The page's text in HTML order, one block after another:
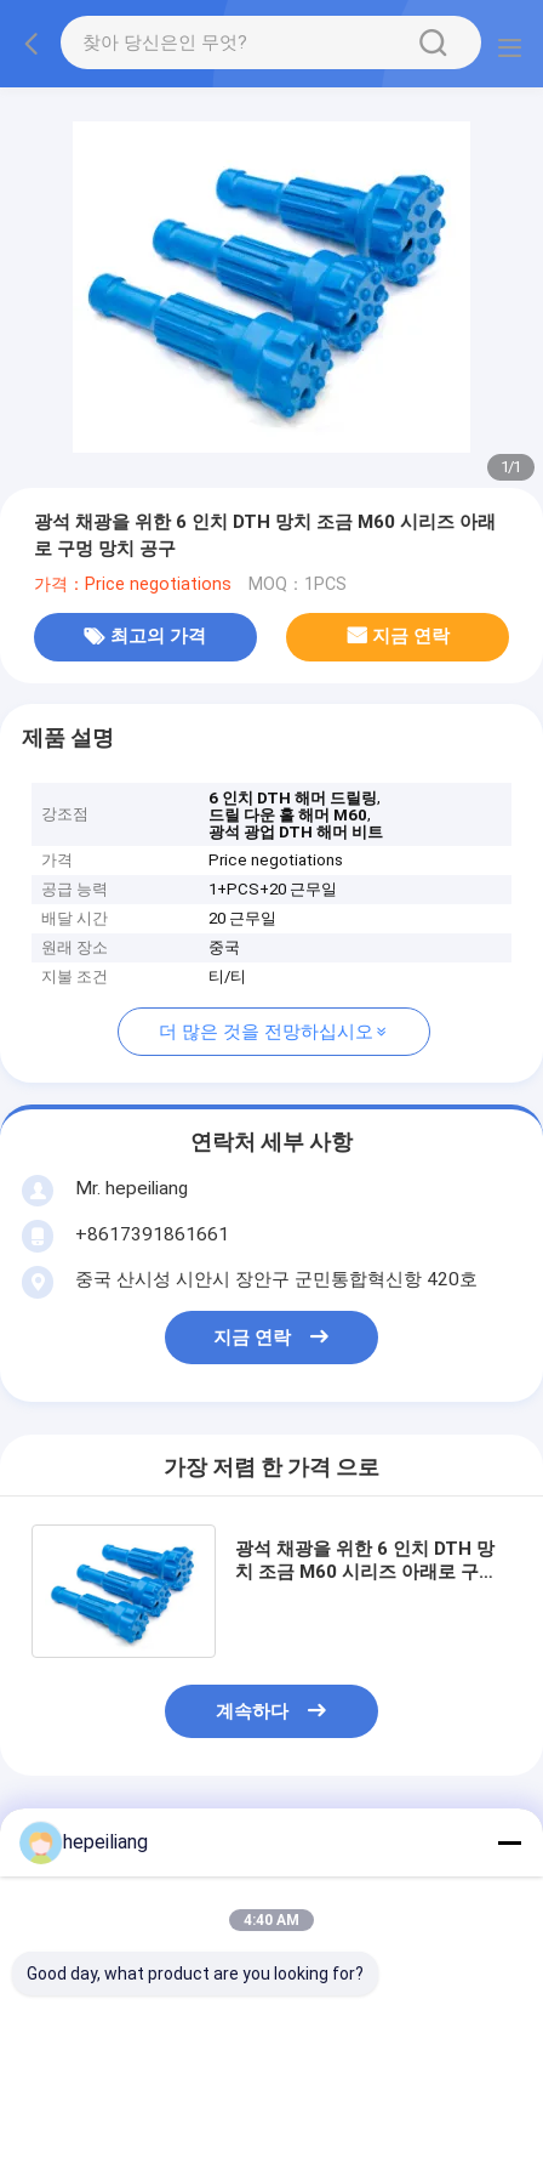
1/1
광석 채광을 위한 6 인치 DTH 망치 조금 M60 시리즈 아래
로 구멍 망치 공구
가격：Price negotiations MOQ：1PCS
최고의 가격 지금 연락
제품 설명
강조점
6 인치 DTH 해머 드릴링,
드릴 다운 홀 해머 M60,
광석 광업 DTH 해머 비트
가격
Price negotiations
공급 능력
1+PCS+20 근무일
배달 시간
20 근무일
원래 장소
중국
지불 조건
티/티
더 많은 것을 전망하십시오
연락처 세부 사항
Mr. hepeiliang
+8617391861661
중국 산시성 시안시 장안구 군민통합혁신항 420호
지금 연락
가장 저렴 한 가격 으로
광석 채광을 위한 6 인치 DTH 망
치 조금 M60 시리즈 아래로 구멍
계속하다
추천된 제품
hepeiliang
4:40 AM
Good day, what product are you looking for?